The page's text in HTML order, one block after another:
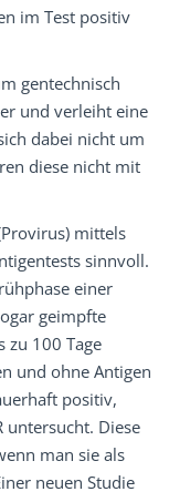
im Test positiv
gentechnisch
und verleiht eine
dabei nicht um
diese nicht mit
mittels
sinnvoll.
einer
geimpfte
zu 100 Tage
und ohne Antigen
positiv,
untersucht. Diese
man sie als
neuen Studie